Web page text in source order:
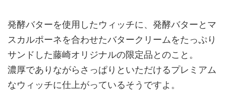
発酵バターを使用したウィッチに、発酵バターとマ
スカルポーネを合わせたバタークリームをたっぷり
サンドした藤崎オリジナルの限定品とのこと。
濃厚でありながらさっぱりといただけるプレミアム
なウィッチに仕上がっているそうですよ。